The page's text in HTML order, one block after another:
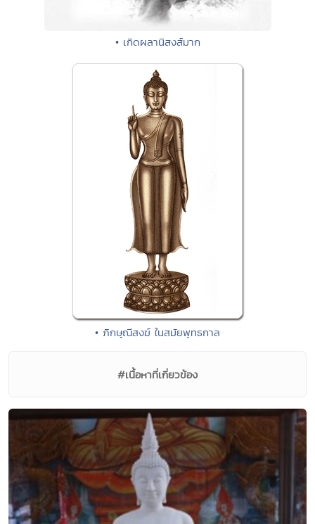
• เกิดผลานิสงส์มาก
• ภิกษุณีสงฆ์ ในสมัยพุทธกาล
#เนื้อหาที่เกี่ยวข้อง